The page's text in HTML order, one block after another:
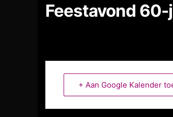
Feestavond
+ Aan Google Kalender